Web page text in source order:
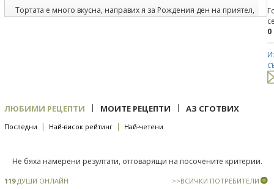
Тортата е много вкусна, направих я за Рождения ден на приятел,
всички много я харесаха и искаха допълнително , но за
0
ЛЮБИМИ РЕЦЕПТИ | МОИТЕ РЕЦЕПТИ | АЗ СГОТВИХ
Последни | Най-висок рейтинг | Най-четени
Не бяха намерени резултати, отговарящи на посочените критерии.
119ДУШИ ОНЛАЙН >>ВСИЧКИ ПОТРЕБИТЕЛИ